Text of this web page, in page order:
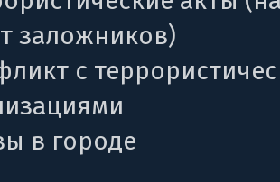
заложников)
с
в городе